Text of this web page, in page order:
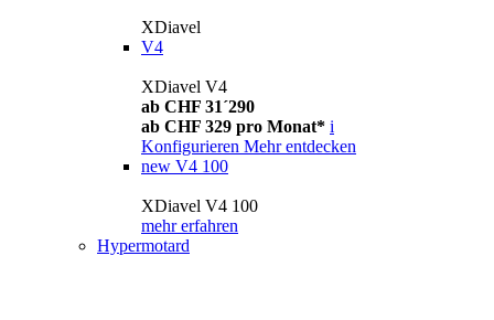
XDiavel
V4
XDiavel V4
ab CHF 31´290
ab CHF 329 pro Monat* i
Konfigurieren Mehr entdecken
new V4 100
XDiavel V4 100
mehr erfahren
Hypermotard